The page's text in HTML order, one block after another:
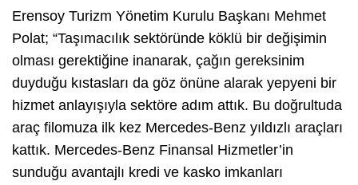
Erensoy Turizm Yönetim Kurulu Başkanı Mehmet
Polat; “Taşımacılık sektöründe köklü bir değişimin
olması gerektiğine inanarak, çağın gereksinim
duyduğu kıstasları da göz önüne alarak yepyeni bir
hizmet anlayışıyla sektöre adım attık. Bu doğrultuda
araç filomuza ilk kez Mercedes-Benz yıldızlı araçları
kattık. Mercedes-Benz Finansal Hizmetler’in
sunduğu avantajlı kredi ve kasko imkanları